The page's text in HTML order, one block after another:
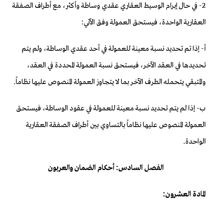
2- في حال إبرام الوسيط العقاري عقدي وساطة وأكثر، مع أطراف الصفقة
العقارية الواحدة، فيستحق العمولة وفق الآتي:
‌أ- إذا تم تحديد نسبة معينة للعمولة في أحد عقدي الوساطة، ولم يتم
تحديدها في العقد الآخر، فيستحق نسبة العمولة المحددة في العقد،
والمتبقي يتحمله الطرف الآخر بما لا يتجاوز العمولة المنصوص عليها نظاماً.
‌ب- إذا لم يتم تحديد نسبة معينة للعمولة في عقود الوساطة، فيستحق
العمولة المنصوص عليها نظاماً بالتساوي بين أطراف الصفقة العقارية
الواحدة.
الفصل السادس: أحكام الضمان والعربون
المادة العشرون: